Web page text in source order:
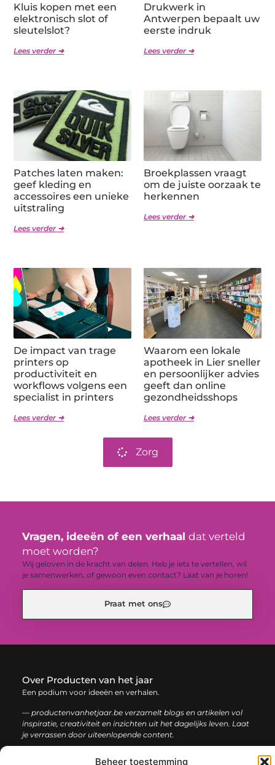
Beheer toestemming
Kluis kopen met een
elektronisch slot of
sleutelslot?
Lees verder ➜
Drukwerk in
Antwerpen bepaalt uw
eerste indruk
Lees verder ➜
Patches laten maken:
geef kleding en
accessoires een unieke
uitstraling
Lees verder ➜
Broekplassen vraagt
om de juiste oorzaak te
herkennen
Lees verder ➜
De impact van trage
printers op
productiviteit en
workflows volgens een
specialist in printers
Lees verder ➜
Waarom een lokale
apotheek in Lier sneller
en persoonlijker advies
geeft dan online
gezondheidsshops
Lees verder ➜
Zorg
Vragen, ideeën of een verhaal dat verteld
moet worden?
Wij geloven in de kracht van delen. Heb je iets te vertellen, wil
je samenwerken, of gewoon even contact? Laat van je horen!
Praat met ons
Over Producten van het jaar
Een podium voor ideeën en verhalen.
— productenvanhetjaar.be verzamelt blogs en artikelen vol
inspiratie, creativiteit en inzichten uit het dagelijks leven. Laat
je verrassen door uiteenlopende content.